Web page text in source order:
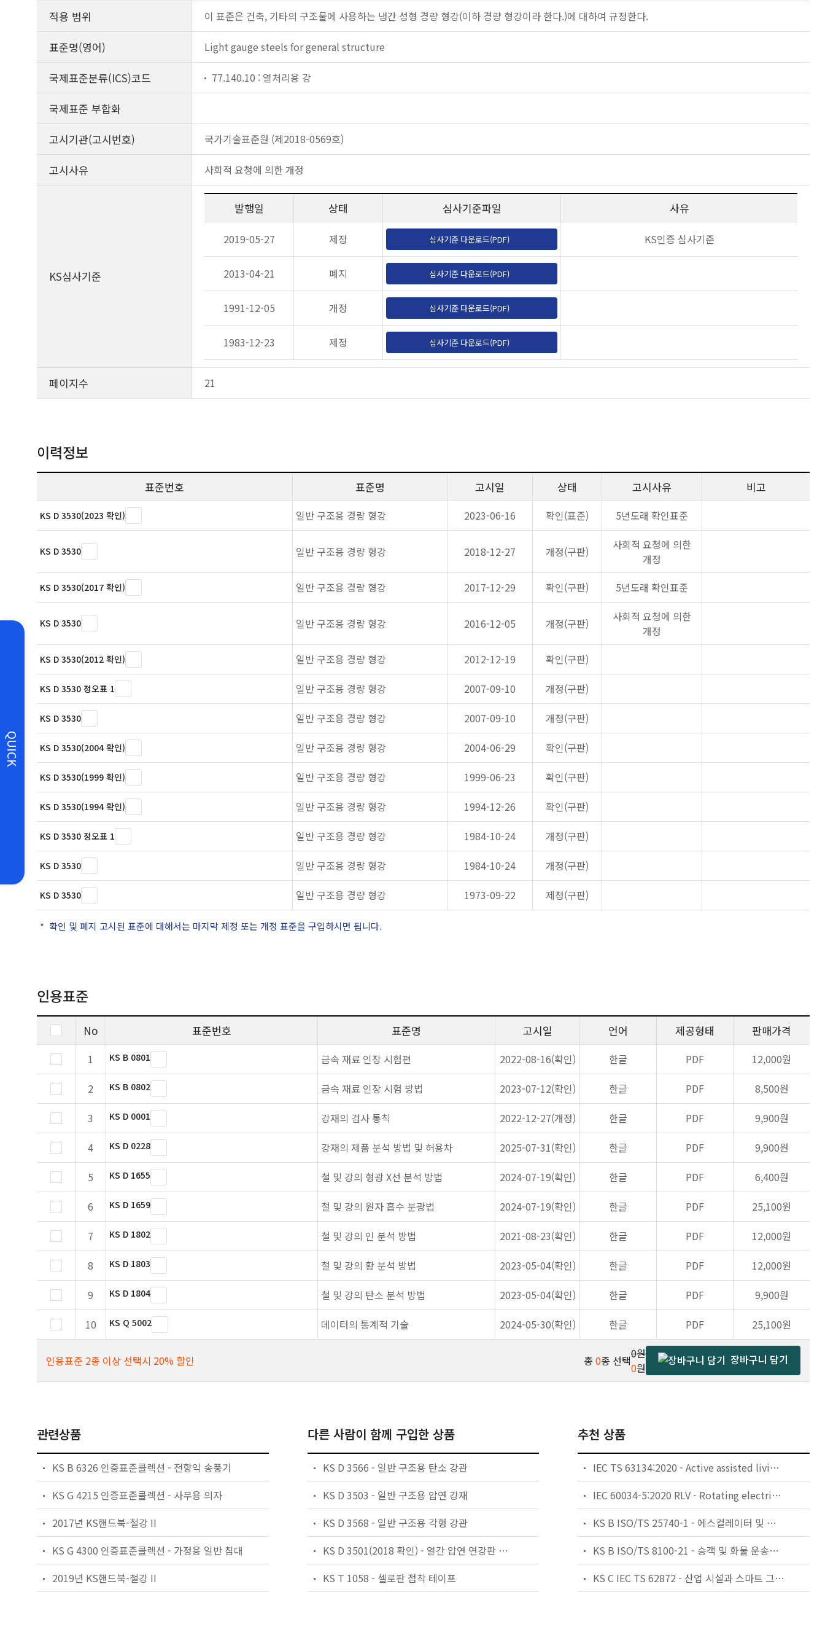
QUICK
적용 범위 이 표준은 건축, 기타의 구조물에 사용하는 냉간 성형 경량 형강(이하 경량 형강이라 한다.)에 대하여 규정한다.
표준명(영어) Light gauge steels for general structure
국제표준분류(ICS)코드 77.140.10 : 열처리용 강
국제표준 부합화
고시기관(고시번호)
국가기술표준원 (제2018-0569호)
고시사유 사회적 요청에 의한 개정
KS심사기준
발행일 상태 심사기준파일 사유
2019-05-27 제정 심사기준 다운로드(PDF) KS인증 심사기준
2013-04-21 폐지 심사기준 다운로드(PDF)
1991-12-05 개정 심사기준 다운로드(PDF)
1983-12-23 제정 심사기준 다운로드(PDF)
페이지수 21
이력정보
표준번호 표준명 고시일 상태 고시사유 비고
KS D 3530(2023 확인) 일반 구조용 경량 형강 2023-06-16 확인(표준) 5년도래 확인표준
KS D 3530 일반 구조용 경량 형강 2018-12-27 개정(구판)
사회적 요청에 의한
개정
KS D 3530(2017 확인) 일반 구조용 경량 형강 2017-12-29 확인(구판) 5년도래 확인표준
KS D 3530 일반 구조용 경량 형강 2016-12-05 개정(구판)
사회적 요청에 의한
개정
KS D 3530(2012 확인) 일반 구조용 경량 형강 2012-12-19 확인(구판)
KS D 3530 정오표 1 일반 구조용 경량 형강 2007-09-10 개정(구판)
KS D 3530 일반 구조용 경량 형강 2007-09-10 개정(구판)
KS D 3530(2004 확인) 일반 구조용 경량 형강 2004-06-29 확인(구판)
KS D 3530(1999 확인) 일반 구조용 경량 형강 1999-06-23 확인(구판)
KS D 3530(1994 확인) 일반 구조용 경량 형강 1994-12-26 확인(구판)
KS D 3530 정오표 1 일반 구조용 경량 형강 1984-10-24 개정(구판)
KS D 3530 일반 구조용 경량 형강 1984-10-24 개정(구판)
KS D 3530 일반 구조용 경량 형강 1973-09-22 제정(구판)
확인 및 폐지 고시된 표준에 대해서는 마지막 제정 또는 개정 표준을 구입하시면 됩니다.
인용표준
No 표준번호 표준명 고시일 언어 제공형태 판매가격
1 KS B 0801 금속 재료 인장 시험편 2022-08-16(확인) 한글 PDF
12,000원
2
KS B 0802 금속 재료 인장 시험 방법 2023-07-12(확인) 한글 PDF
8,500원
3
KS D 0001 강재의 검사 통칙 2022-12-27(개정) 한글 PDF
9,900원
4
KS D 0228 강재의 제품 분석 방법 및 허용차 2025-07-31(확인) 한글 PDF
9,900원
5
KS D 1655 철 및 강의 형광 X선 분석 방법 2024-07-19(확인) 한글 PDF
6,400원
6
KS D 1659 철 및 강의 원자 흡수 분광법 2024-07-19(확인) 한글 PDF
25,100원
7
KS D 1802 철 및 강의 인 분석 방법 2021-08-23(확인) 한글 PDF
12,000원
8
KS D 1803 철 및 강의 황 분석 방법 2023-05-04(확인) 한글 PDF
12,000원
9
KS D 1804 철 및 강의 탄소 분석 방법 2023-05-04(확인) 한글 PDF
9,900원
10
KS Q 5002 데이터의 통계적 기술 2024-05-30(확인) 한글 PDF 25,100원
인용표준 2종 이상 선택시 20% 할인 총 0종 선택0원
0원
장바구니 담기
관련상품
KS B 6326 인증표준콜렉션 - 전향익 송풍기
KS G 4215 인증표준콜렉션 - 사무용 의자
2017년 KS핸드북-철강 II
KS G 4300 인증표준콜렉션 - 가정용 일반 침대
2019년 KS핸드북-철강 II
다른 사람이 함께 구입한 상품
KS D 3566 - 일반 구조용 탄소 강관
KS D 3503 - 일반 구조용 압연 강재
KS D 3568 - 일반 구조용 각형 강관
KS D 3501(2018 확인) - 열간 압연 연강판 및 강대
KS T 1058 - 셀로판 점착 테이프
추천 상품
IEC TS 63134:2020 - Active assisted living (AAL) use cases
IEC 60034-5:2020 RLV - Rotating electrical machines - Part 5: Degrees of protection provided by the integral design of rotating electrical machines (IP code) - Classification
KS B ISO/TS 25740-1 - 에스컬레이터 및 무빙워크에 대한 안전요건 — 제1부: 세계공통 필수 안전요건(GESRs)
KS B ISO/TS 8100-21 - 승객 및 화물 운송용 엘리베이터 —제21부: 세계공통 필수안전요건(GESRs)을 충족하는 세계공통 안전 파라미터(GSPs)
KS C IEC TS 62872 - 산업 시설과 스마트 그리드 사이의 산업 공정 측정, 제어 및 자동화 시스템 인터페이스